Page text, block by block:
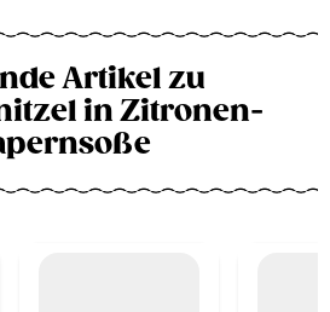
Artikel zu
in Zitronen-